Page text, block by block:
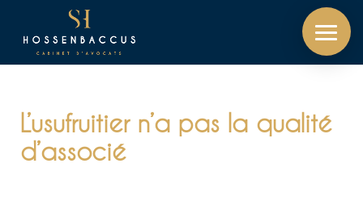
L’usufruitier n’a pas la qualité
d’associé